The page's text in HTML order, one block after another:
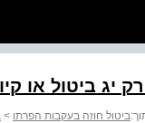
יג ביטול או
ביטול חוזה בעקבות הפרתו >